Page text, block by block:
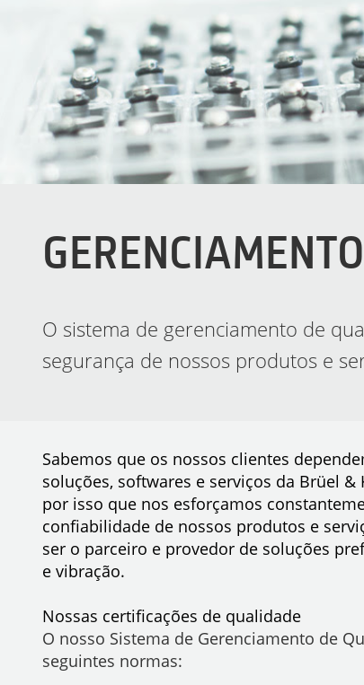
O sistema de gerenciamento de
segurança de nossos produtos e
Sabemos que os nossos clientes
soluções, softwares e serviços da Brüel
por isso que nos esforçamos
confiabilidade de nossos produtos e
ser o parceiro e provedor de soluções
e vibração.
Nossas certificações de qualidade
O nosso Sistema de Gerenciamento de
seguintes normas: